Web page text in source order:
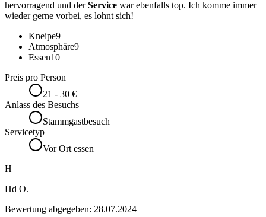
hervorragend und derService war ebenfalls top. Ich komme immer
wieder gerne vorbei, es lohnt sich!
Kneipe9
Atmosphäre9
Essen10
Preis pro Person
21 - 30 €
Anlass des Besuchs
Stammgastbesuch
Servicetyp
Vor Ort essen
H
Hd O.
Bewertung abgegeben: 28.07.2024